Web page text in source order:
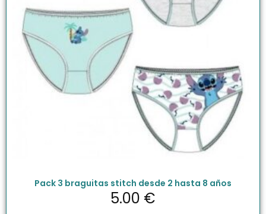
Pack 3 braguitas stitch desde 2 hasta 8 años
5.00 €